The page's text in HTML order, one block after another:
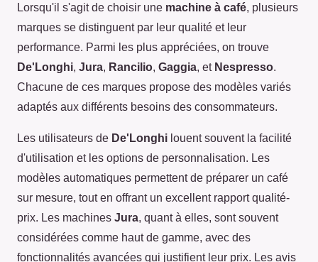
Lorsqu'il s'agit de choisir une machine à café, plusieurs
marques se distinguent par leur qualité et leur
performance. Parmi les plus appréciées, on trouve
De'Longhi, Jura, Rancilio, Gaggia, et Nespresso.
Chacune de ces marques propose des modèles variés
adaptés aux différents besoins des consommateurs.
Les utilisateurs de De'Longhi louent souvent la facilité
d'utilisation et les options de personnalisation. Les
modèles automatiques permettent de préparer un café
sur mesure, tout en offrant un excellent rapport qualité-
prix. Les machines Jura, quant à elles, sont souvent
considérées comme haut de gamme, avec des
fonctionnalités avancées qui justifient leur prix. Les avis